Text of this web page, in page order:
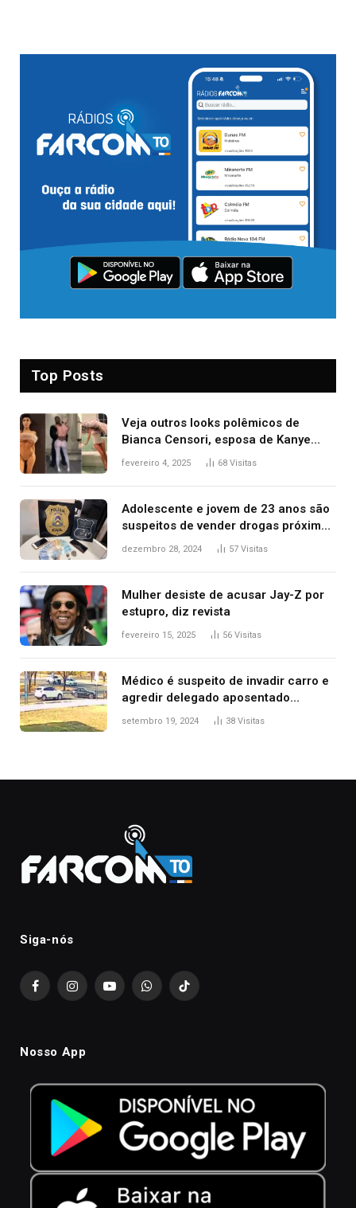
Top Posts
Veja outros looks polêmicos de
Bianca Censori, esposa de Kanye
West que apareceu nua no Grammy
fevereiro 4, 2025 68 Visitas
Adolescente e jovem de 23 anos são
suspeitos de vender drogas próximo
de delegacia e escola, diz polícia
dezembro 28, 2024 57 Visitas
Mulher desiste de acusar Jay-Z por
estupro, diz revista
fevereiro 15, 2025 56 Visitas
Médico é suspeito de invadir carro e
agredir delegado aposentado
durante confusão no trânsito
setembro 19, 2024 38 Visitas
Siga-nós
FacebookInstagramYouTubeWhatsAppTikTok
Nosso App